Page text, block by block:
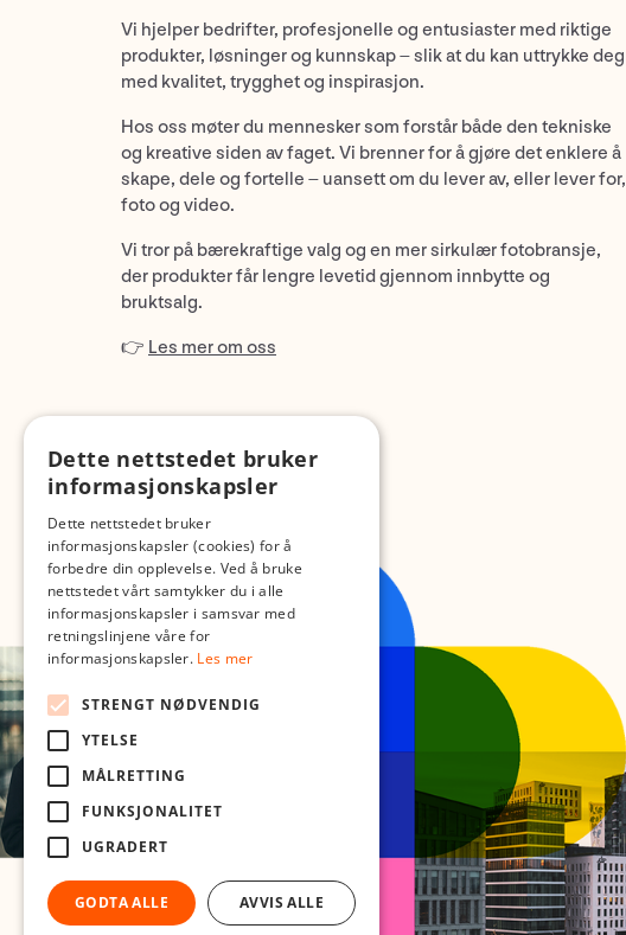
Vi hjelper bedrifter, profesjonelle og entusiaster med riktige
produkter, løsninger og kunnskap – slik at du kan uttrykke deg
med kvalitet, trygghet og inspirasjon.
Hos oss møter du mennesker som forstår både den tekniske
og kreative siden av faget. Vi brenner for å gjøre det enklere å
skape, dele og fortelle – uansett om du lever av, eller lever for,
foto og video.
Vi tror på bærekraftige valg og en mer sirkulær fotobransje,
der produkter får lengre levetid gjennom innbytte og
bruktsalg.
👉 Les mer om oss
Dette nettstedet bruker
informasjonskapsler
Dette nettstedet bruker
informasjonskapsler (cookies) for å
forbedre din opplevelse. Ved å bruke
nettstedet vårt samtykker du i alle
informasjonskapsler i samsvar med
retningslinjene våre for
informasjonskapsler. Les mer
STRENGT NØDVENDIG
YTELSE
MÅLRETTING
FUNKSJONALITET
UGRADERT
GODTA ALLE AVVIS ALLE